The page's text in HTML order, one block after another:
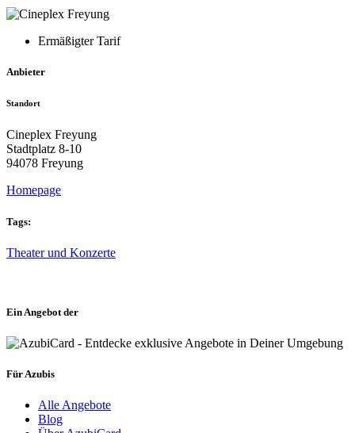
Ermäßigter Tarif
Anbieter
Standort
Cineplex Freyung
Stadtplatz 8-10
94078 Freyung
Homepage
Tags:
Theater und Konzerte
Ein Angebot der
Für Azubis
Alle Angebote
Blog